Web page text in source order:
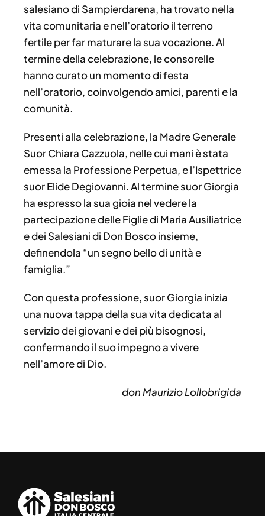
salesiano di Sampierdarena, ha trovato nella
vita comunitaria e nell’oratorio il terreno
fertile per far maturare la sua vocazione. Al
termine della celebrazione, le consorelle
hanno curato un momento di festa
nell’oratorio, coinvolgendo amici, parenti e la
comunità.
Presenti alla celebrazione, la Madre Generale
Suor Chiara Cazzuola, nelle cui mani è stata
emessa la Professione Perpetua, e l’Ispettrice
suor Elide Degiovanni. Al termine suor Giorgia
ha espresso la sua gioia nel vedere la
partecipazione delle Figlie di Maria Ausiliatrice
e dei Salesiani di Don Bosco insieme,
definendola “un segno bello di unità e
famiglia.”
Con questa professione, suor Giorgia inizia
una nuova tappa della sua vita dedicata al
servizio dei giovani e dei più bisognosi,
confermando il suo impegno a vivere
nell’amore di Dio.
don Maurizio Lollobrigida